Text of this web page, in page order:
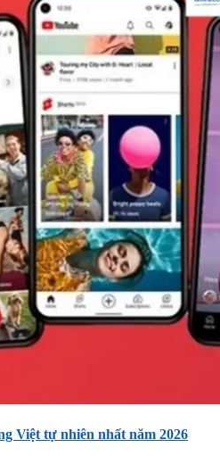
Việt tự nhiên nhất năm 2026